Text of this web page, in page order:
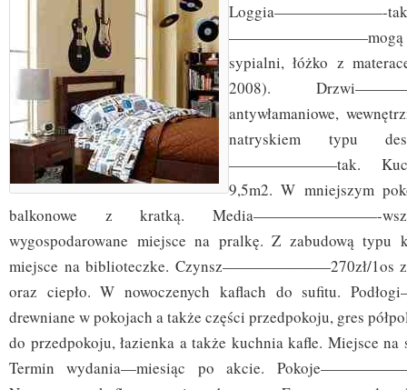
—————————mogą
sypialni, łóżko z
2008).
antywłamaniowe,
natryskiem typu
———————tak.
9,5m2. W mniejszym
balkonowe z kratką. Media————————-
wygospodarowane miejsce na pralkę. Z zabudową typu
miejsce na biblioteczke. Czynsz———————270zł/1os z
oraz ciepło. W nowoczenych kaflach do sufitu.
drewniane w pokojach a także części przedpokoju, gres
do przedpokoju, łazienka a także kuchnia kafle. Miejsce na
Termin wydania—miesiąc po akcie.